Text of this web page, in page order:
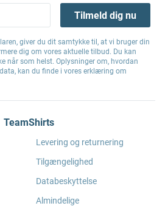
Tilmeld dig nu
giver du dit samtykke til, at vi bruger din
dig om vores aktuelle tilbud. Du kan
når som helst. Oplysninger om, hvordan
kan du finde i vores erklæring om
TeamShirts
Levering og returnering
Tilgængelighed
Databeskyttelse
Almindelige